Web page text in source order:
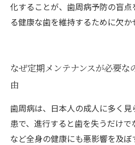
化することが、歯周病予防の盲
る健康な歯を維持するために欠か
なぜ定期メンテナンスが必要な
由
歯周病は、日本人の成人に多く
患で、進行すると歯を失うだけ
など全身の健康にも悪影響を及ぼ